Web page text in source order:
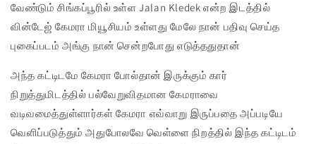
வேண்டும் சிங்கப்பூரில் உள்ள Jalan Kledek என்ற இடத்தில்
வின்டேஜ் கேமரா மியூசியம் உள்ளது மேலே நான் பதிவு செய்த
புகைப்படம் அங்கு நான் சென்றபோது எடுத்ததுதான்
அந்த கட்டிடமே கேமரா போல்தான் இருக்கும் கார்
நிறுத்துமிடத்தில் பல்வேறுவிதமான கேமராவை
வடிவமைத்துள்ளார்கள் கேமரா எவ்வாறு இருப்பதை அப்படியே
வெளிப்படுத்தும் அதுபோலவே வெள்ளை நிறத்தில் இந்த கட்டிடம்